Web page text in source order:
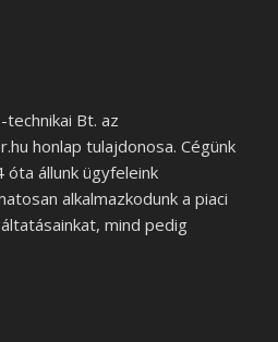
Bt. az
honlap tulajdonosa. Cégünk
állunk ügyfeleink
alkalmazkodunk a piaci
mind pedig